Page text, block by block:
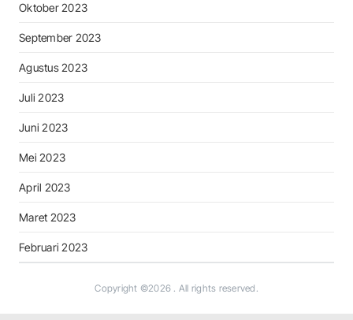
Oktober 2023
September 2023
Agustus 2023
Juli 2023
Juni 2023
Mei 2023
April 2023
Maret 2023
Februari 2023
Copyright ©2026 . All rights reserved.